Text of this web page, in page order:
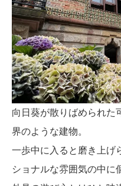
向日葵が散りばめられた
界のような建物。
一歩中に入ると磨き上げ
ショナルな雰囲気の中に